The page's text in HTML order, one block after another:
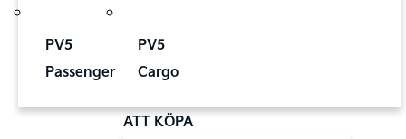
PV5
Passenger
PV5
Cargo
ATT KÖPA